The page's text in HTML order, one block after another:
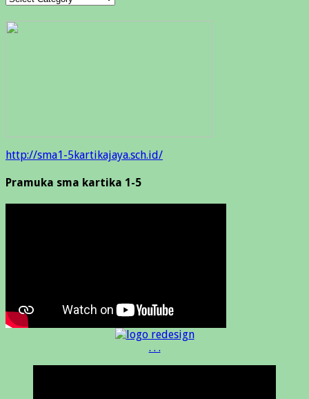
http://sma1-5kartikajaya.sch.id/
Pramuka sma kartika 1-5
. . .